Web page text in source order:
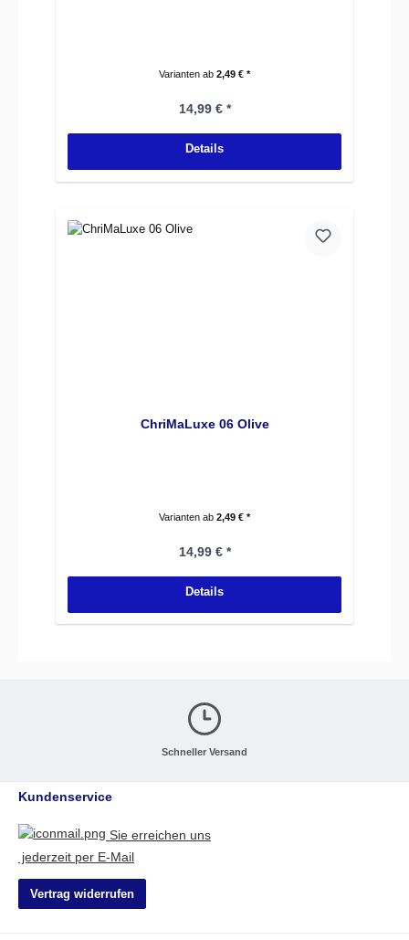
Varianten ab 2,49 € *
Regulärer Preis:
14,99 € *
Details
ChriMaLuxe 06 Olive
Varianten ab 2,49 € *
Regulärer Preis:
14,99 € *
Details
Schneller Versand
Kundenservice
Sie erreichen uns
jederzeit per E-Mail
Vertrag widerrufen